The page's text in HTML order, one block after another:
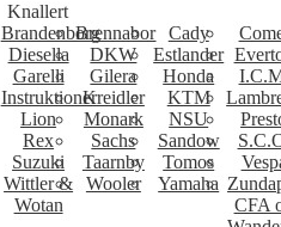
Knallert
BrandenborgBrennabor Cady
Diesella DKW Estlander
Garelli Gilera Honda
InstruktionerKreidler KTM
Lion
Monark NSU
Rex Sachs Sandow
Suzuki Taarnby Tomos
Wittler &
Wotan
Wooler Yamaha
CFA